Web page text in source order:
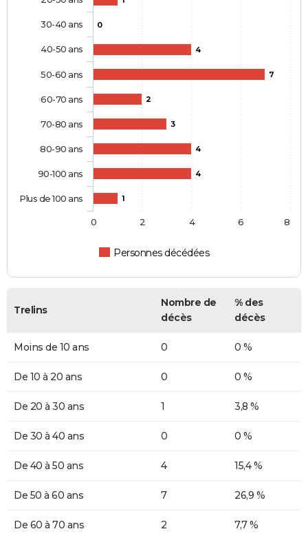
0
4
7
2
3
4
4
1
Personnes décédées
30-40 ans
40-50 ans
50-60 ans
60-70 ans
70-80 ans
80-90 ans
90-100 ans
Plus de 100 ans
0 2 4 6 8
Trelins
Nombre de
décès
% des
décès
Moins de 10 ans 0 0 %
De 10 à 20 ans 0 0 %
De 20 à 30 ans 1 3,8 %
De 30 à 40 ans 0 0 %
De 40 à 50 ans 4 15,4 %
De 50 à 60 ans 7 26,9 %
De 60 à 70 ans 2 7,7 %